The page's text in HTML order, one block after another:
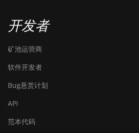
开发者
矿池运营商
软件开发者
Bug悬赏计划
API
范本代码